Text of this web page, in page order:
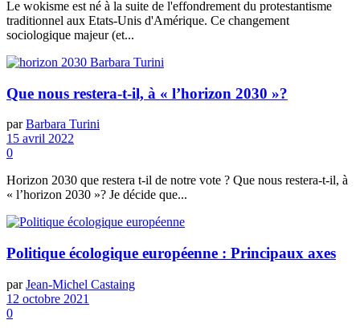
Le wokisme est né à la suite de l'effondrement du protestantisme
traditionnel aux Etats-Unis d'Amérique. Ce changement
sociologique majeur (et...
Que nous restera-t-il, à « l’horizon 2030 »?
par Barbara Turini
15 avril 2022
0
Horizon 2030 que restera t-il de notre vote ? Que nous restera-t-il, à
« l’horizon 2030 »? Je décide que...
Politique écologique européenne : Principaux axes
par Jean-Michel Castaing
12 octobre 2021
0